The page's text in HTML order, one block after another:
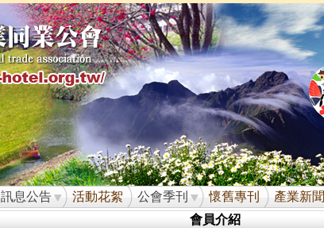
訊息公告 活動花絮 公會季刊 懷舊專刊 產業新聞
會員介紹